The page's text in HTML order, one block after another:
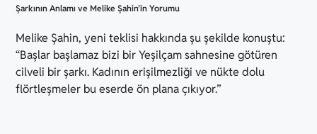
Şarkının Anlamı ve Melike Şahin’in Yorumu
Melike Şahin, yeni teklisi hakkında şu şekilde konuştu:
“Başlar başlamaz bizi bir Yeşilçam sahnesine götüren
cilveli bir şarkı. Kadının erişilmezliği ve nükte dolu
flörtleşmeler bu eserde ön plana çıkıyor.”